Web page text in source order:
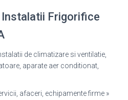
Instalatii Frigorifice
de climatizare si ventilatie,
aparate aer conditionat,
afaceri, echipamente firme »